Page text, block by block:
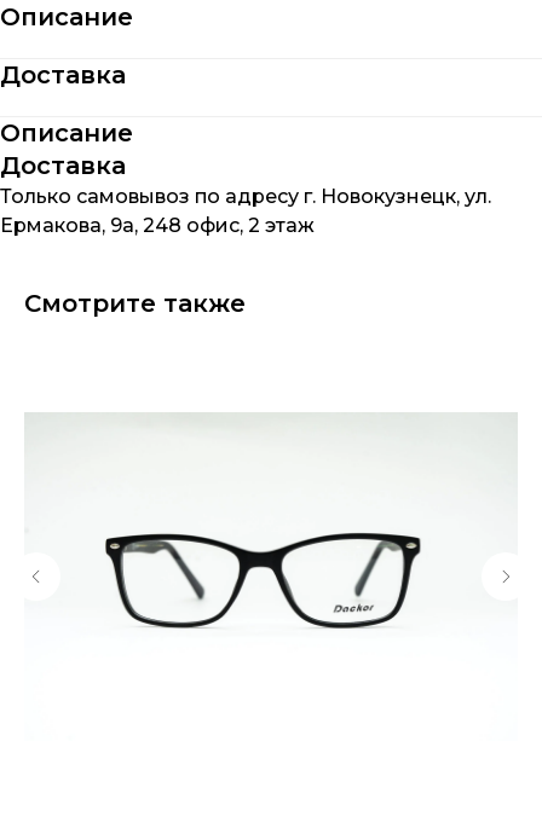
Описание
Доставка
Описание
Доставка
Только самовывоз по адресу г. Новокузнецк, ул.
Ермакова, 9а, 248 офис, 2 этаж
Смотрите также